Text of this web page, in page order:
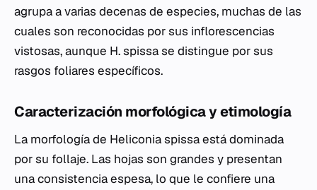
agrupa a varias decenas de especies, muchas de las
cuales son reconocidas por sus inflorescencias
vistosas, aunque H. spissase distingue por sus
rasgos foliares específicos.
Caracterización morfológica y etimología
La morfología de Heliconia spissaestá dominada
por su follaje. Las hojas son grandes y presentan
una consistencia espesa, lo que le confiere una